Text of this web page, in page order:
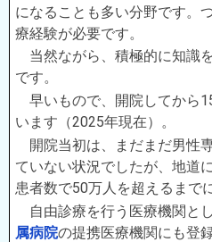
になることも多い分野です。
療経験が必要です。
当然ながら、積極的に知識
です。
早いもので、開院してから
います（2025年現在）。
開院当初は、まだまだ男性
ていない状況でしたが、地道
患者数で50万人を超えるまで
自由診療を行う医療機関と
属病院の提携医療機関にも登